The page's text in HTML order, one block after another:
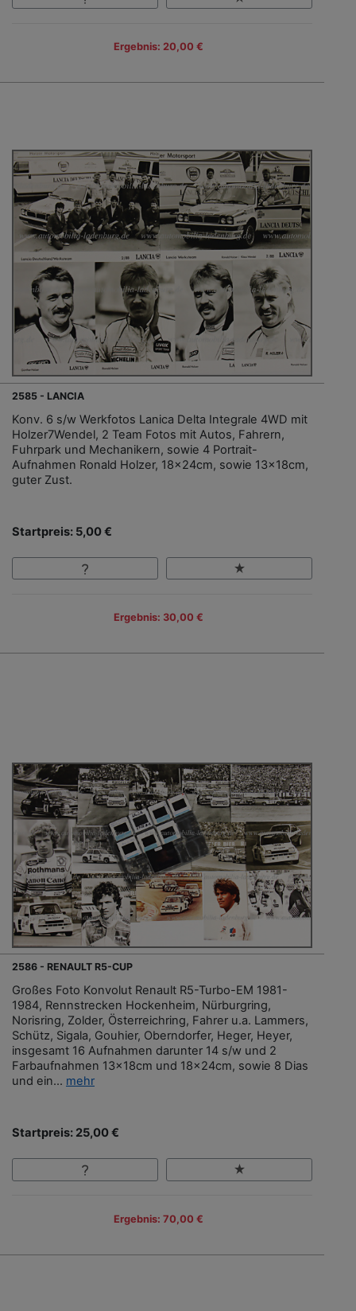
Ergebnis: 20,00 €
2585 - LANCIA
Konv. 6 s/w Werkfotos Lanica Delta Integrale 4WD mit
Holzer7Wendel, 2 Team Fotos mit Autos, Fahrern,
Fuhrpark und Mechanikern, sowie 4 Portrait-
Aufnahmen Ronald Holzer, 18x24cm, sowie 13x18cm,
guter Zust.
Startpreis: 5,00 €
Ergebnis: 30,00 €
2586 - RENAULT R5-CUP
Großes Foto Konvolut Renault R5-Turbo-EM 1981-
1984, Rennstrecken Hockenheim, Nürburgring,
Norisring, Zolder, Österreichring, Fahrer u.a. Lammers,
Schütz, Sigala, Gouhier, Oberndorfer, Heger, Heyer,
insgesamt 16 Aufnahmen darunter 14 s/w und 2
Farbaufnahmen 13x18cm und 18x24cm, sowie 8 Dias
und ein... mehr
Startpreis: 25,00 €
Ergebnis: 70,00 €